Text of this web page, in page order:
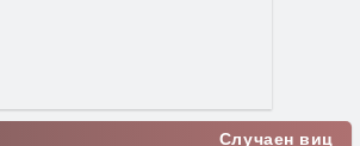
Случаен виц